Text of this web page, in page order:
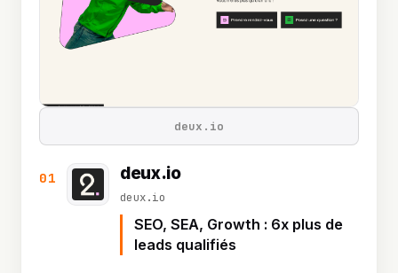
01 deux.io
deux.io
SEO, SEA, Growth : 6x plus de
leads qualifiés
deux.io